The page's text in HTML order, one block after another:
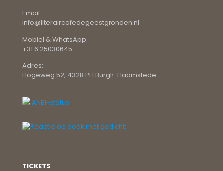
Email:
info@literaircafedegeestgronden.nl
Mobiel & WhatsApp:
+31 6 25030645
Adres:
Hogeweg 52, 4328 PH Burgh-Haamstede
ANBI-status
TICKETS